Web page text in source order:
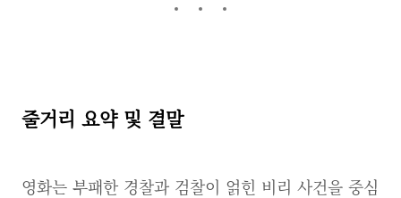
줄거리 요약 및 결말
영화는 부패한 경찰과 검찰이 얽힌 비리 사건을 중심